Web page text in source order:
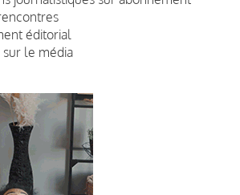
éditorial
le média